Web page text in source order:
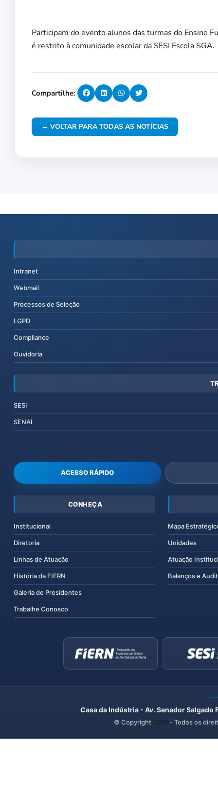
Participam do evento alunos das turmas do Ensino
é restrito à comunidade escolar da SESI Escola SGA.
Compartilhe:
← VOLTAR PARA TODAS AS NOTÍCIAS
Intranet
Webmail
Processos de Seleção
LGPD
Compliance
Ouvidoria
SESI
SENAI
ACESSO RÁPIDO
CONHEÇA
Institucional
Diretoria
Linhas de Atuação
História da FIERN
Galeria de Presidentes
Trabalhe Conosco
Mapa
Unidades
Atuação
Balanços e
Casa da Indústria - Av. Senador
© Copyright 2026 - Todos os